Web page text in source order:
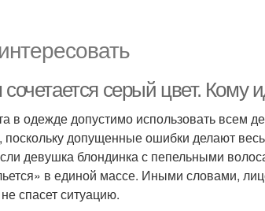
серый цвет. Кому
в одежде допустимо использовать всем
поскольку допущенные ошибки делают
девушка блондинка с пепельными
в единой массе. Иными словами,
спасет ситуацию.